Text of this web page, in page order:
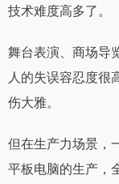
技术难度高多了。
舞台表演、商场导
人的失误容忍度很
伤大雅。
但在生产力场景，
平板电脑的生产，